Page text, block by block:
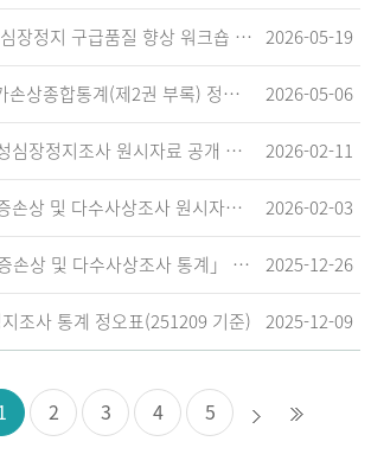
제9차 급성심장정지 구급품질 향상 워크숍 개최 안내 2026-05-19
제15차 국가손상종합통계(제2권 부록) 정오표('26.5.18. 기준) 2026-05-06
2024년 급성심장정지조사 원시자료 공개 알림 2026-02-11
2024년 중증손상 및 다수사상조사 원시자료 공개 알림 2026-02-03
「2024 중증손상 및 다수사상조사 통계」 공표 2025-12-26
조사 통계 정오표(251209 기준) 2025-12-09
2 3 4 5